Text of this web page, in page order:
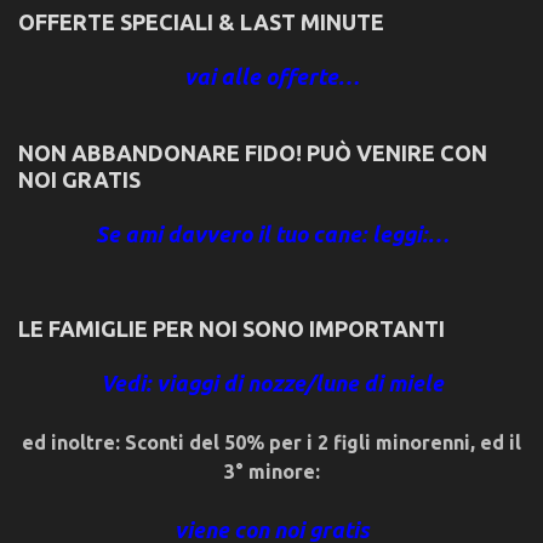
OFFERTE SPECIALI & LAST MINUTE
vai alle offerte…
NON ABBANDONARE FIDO! PUÒ VENIRE CON
NOI GRATIS
Se ami davvero il tuo cane: leggi:…
LE FAMIGLIE PER NOI SONO IMPORTANTI
Vedi: viaggi di nozze/lune di miele
ed inoltre: Sconti del 50% per i 2 figli minorenni, ed il
3° minore:
viene con noi gratis